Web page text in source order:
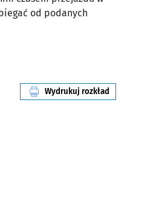
od podanych
Wydrukuj rozkład
linii nr 116